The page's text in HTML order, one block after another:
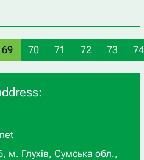
69 70 71 72 73 74
м. Глухів, Сумська обл.,